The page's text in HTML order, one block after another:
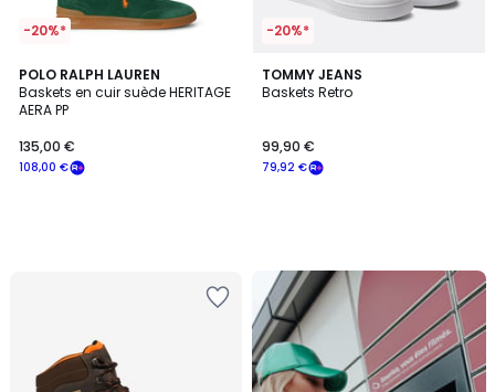
-20%*
POLO RALPH LAUREN
Baskets en cuir suède HERITAGE
AERA PP
108,00 €
135,00 €
-20%*
TOMMY JEANS
Baskets Retro
79,92 €
99,90 €
Nouveau
Livraison
en
Locker